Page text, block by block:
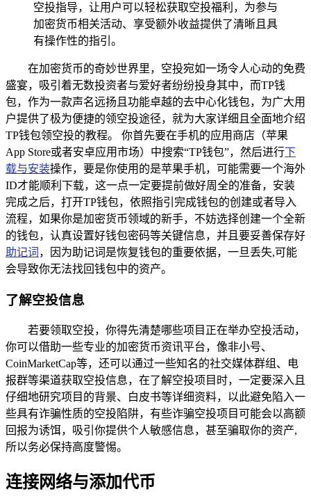
空投指导，让用户可以轻松获取空投福利，为参与
加密货币相关活动、享受额外收益提供了清晰且具
有操作性的指引。
在加密货币的奇妙世界里，空投宛如一场令人心动的免费
盛宴，吸引着无数投资者与爱好者纷纷投身其中，而TP钱
包，作为一款声名远扬且功能卓越的去中心化钱包，为广大用
户提供了极为便捷的领空投途径，就为大家详细且全面地介绍
TP钱包领空投的教程。 你首先要在手机的应用商店（苹果
App Store或者安卓应用市场）中搜索“TP钱包”，然后进行下
载与安装操作，要是你使用的是苹果手机，可能需要一个海外
ID才能顺利下载，这一点一定要提前做好周全的准备，安装
完成之后，打开TP钱包，依照指引完成钱包的创建或者导入
流程，如果你是加密货币领域的新手，不妨选择创建一个全新
的钱包，认真设置好钱包密码等关键信息，并且要妥善保存好
助记词 ，因为助记词是恢复钱包的重要依据，一旦丢失,可能
会导致你无法找回钱包中的资产。
了解空投信息
若要领取空投，你得先清楚哪些项目正在举办空投活动，
你可以借助一些专业的加密货币资讯平台，像非小号、
CoinMarketCap等，还可以通过一些知名的社交媒体群组、电
报群等渠道获取空投信息，在了解空投项目时，一定要深入且
仔细地研究项目的背景、白皮书等详细资料，以此避免陷入一
些具有诈骗性质的空投陷阱，有些诈骗空投项目可能会以高额
回报为诱饵，吸引你提供个人敏感信息，甚至骗取你的资产,
所以务必保持高度警惕。
连接网络与添加代币